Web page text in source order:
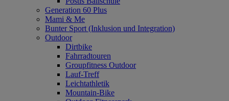
Generation 60 Plus
Mami & Me
Bunter Sport (Inklusion und Integration)
Outdoor
Dirtbike
Fahrradtouren
Groupfitness Outdoor
Lauf-Treff
Leichtathletik
Mountain-Bike